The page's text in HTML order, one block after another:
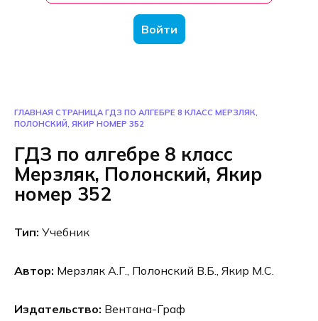
Войти
ГЛАВНАЯ СТРАНИЦА ГДЗ ПО АЛГЕБРЕ 8 КЛАСС МЕРЗЛЯК,
ПОЛОНСКИЙ, ЯКИР НОМЕР 352
ГДЗ по алгебре 8 класс
Мерзляк, Полонский, Якир
номер 352
Тип: Учебник
Автор: Мерзляк А.Г., Полонский В.Б., Якир М.С.
Издательство: Вентана-Граф